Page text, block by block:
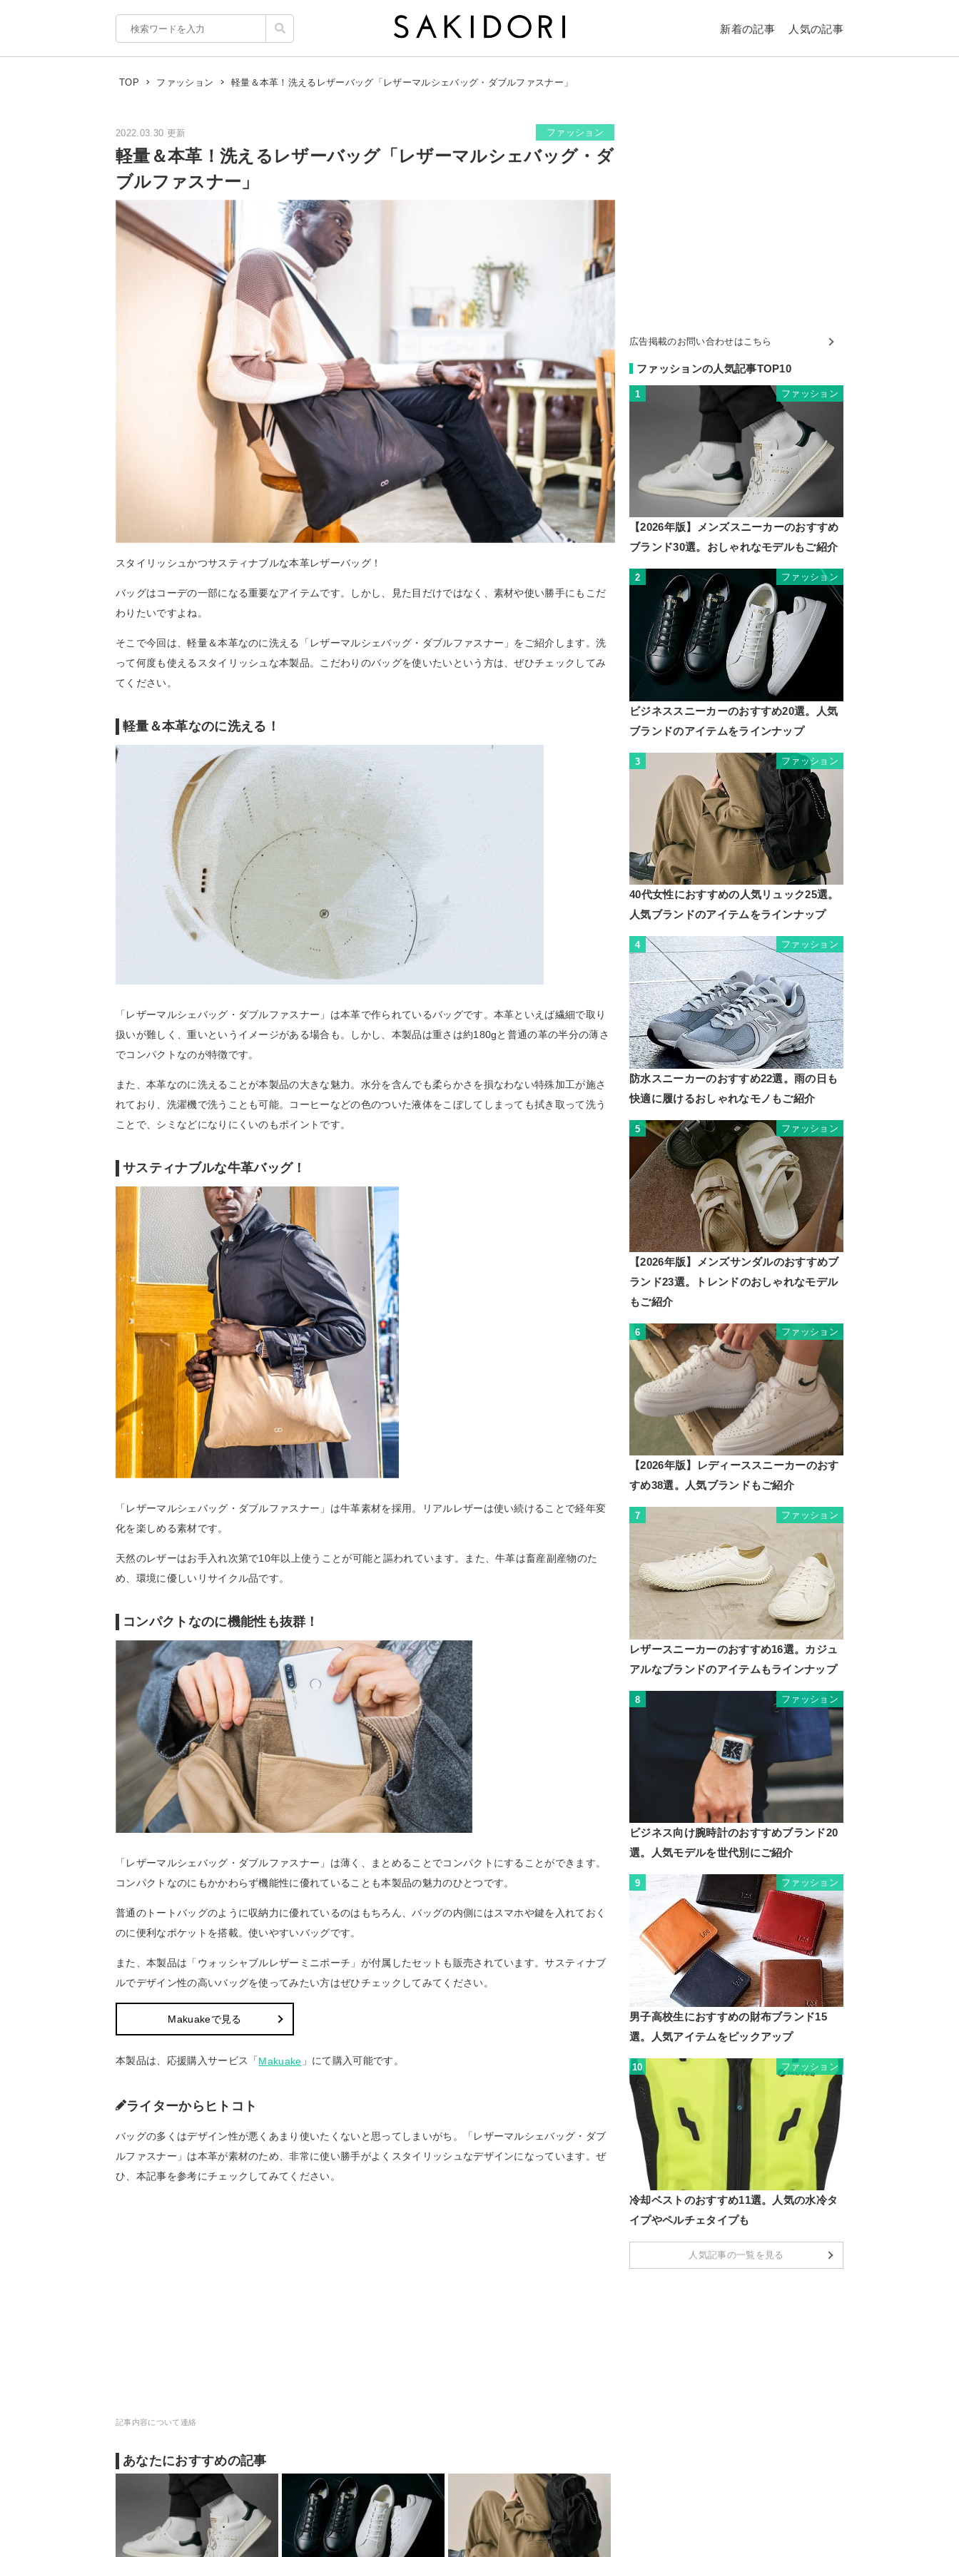
新着の記事 人気の記事
TOP ファッション 軽量＆本革！洗えるレザーバッグ「レザーマルシェバッグ・ダブルファスナー」
2022.03.30 更新 ファッション
軽量＆本革！洗えるレザーバッグ「レザーマルシェバッグ・ダ
ブルファスナー」
スタイリッシュかつサスティナブルな本革レザーバッグ！
バッグはコーデの一部になる重要なアイテムです。しかし、見た目だけではなく、素材や使い勝手にもこだ
わりたいですよね。
そこで今回は、軽量＆本革なのに洗える「レザーマルシェバッグ・ダブルファスナー」をご紹介します。洗
って何度も使えるスタイリッシュな本製品。こだわりのバッグを使いたいという方は、ぜひチェックしてみ
てください。
軽量＆本革なのに洗える！
「レザーマルシェバッグ・ダブルファスナー」は本革で作られているバッグです。本革といえば繊細で取り
扱いが難しく、重いというイメージがある場合も。しかし、本製品は重さは約180gと普通の革の半分の薄さ
でコンパクトなのが特徴です。
また、本革なのに洗えることが本製品の大きな魅力。水分を含んでも柔らかさを損なわない特殊加工が施さ
れており、洗濯機で洗うことも可能。コーヒーなどの色のついた液体をこぼしてしまっても拭き取って洗う
ことで、シミなどになりにくいのもポイントです。
サスティナブルな牛革バッグ！
「レザーマルシェバッグ・ダブルファスナー」は牛革素材を採用。リアルレザーは使い続けることで経年変
化を楽しめる素材です。
天然のレザーはお手入れ次第で10年以上使うことが可能と謳われています。また、牛革は畜産副産物のた
め、環境に優しいリサイクル品です。
コンパクトなのに機能性も抜群！
「レザーマルシェバッグ・ダブルファスナー」は薄く、まとめることでコンパクトにすることができます。
コンパクトなのにもかかわらず機能性に優れていることも本製品の魅力のひとつです。
普通のトートバッグのように収納力に優れているのはもちろん、バッグの内側にはスマホや鍵を入れておく
のに便利なポケットを搭載。使いやすいバッグです。
また、本製品は「ウォッシャブルレザーミニポーチ」が付属したセットも販売されています。サスティナブ
ルでデザイン性の高いバッグを使ってみたい方はぜひチェックしてみてください。
Makuakeで見る
本製品は、応援購入サービス「Makuake 」にて購入可能です。
ライターからヒトコト
バッグの多くはデザイン性が悪くあまり使いたくないと思ってしまいがち。「レザーマルシェバッグ・ダブ
ルファスナー」は本革が素材のため、非常に使い勝手がよくスタイリッシュなデザインになっています。ぜ
ひ、本記事を参考にチェックしてみてください。
記事内容について連絡
あなたにおすすめの記事
広告掲載のお問い合わせはこちら
ファッションの人気記事TOP10
1 ファッション
【2026年版】メンズスニーカーのおすすめ
ブランド30選。おしゃれなモデルもご紹介
2 ファッション
ビジネススニーカーのおすすめ20選。人気
ブランドのアイテムをラインナップ
3 ファッション
40代女性におすすめの人気リュック25選。
人気ブランドのアイテムをラインナップ
4 ファッション
防水スニーカーのおすすめ22選。雨の日も
快適に履けるおしゃれなモノもご紹介
5 ファッション
【2026年版】メンズサンダルのおすすめブ
ランド23選。トレンドのおしゃれなモデル
もご紹介
6 ファッション
【2026年版】レディーススニーカーのおす
すめ38選。人気ブランドもご紹介
7 ファッション
レザースニーカーのおすすめ16選。カジュ
アルなブランドのアイテムもラインナップ
8 ファッション
ビジネス向け腕時計のおすすめブランド20
選。人気モデルを世代別にご紹介
9 ファッション
男子高校生におすすめの財布ブランド15
選。人気アイテムをピックアップ
10 ファッション
冷却ベストのおすすめ11選。人気の水冷タ
イプやペルチェタイプも
人気記事の一覧を見る